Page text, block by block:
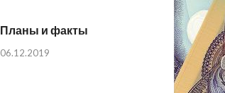
Планы и факты
06.12.2019